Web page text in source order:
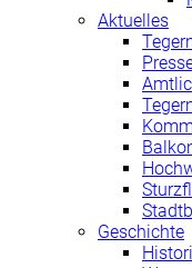
Aktuelles
Geschichte